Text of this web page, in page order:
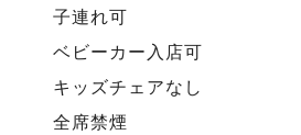
子連れ可
ベビーカー入店可
キッズチェアなし
全席禁煙